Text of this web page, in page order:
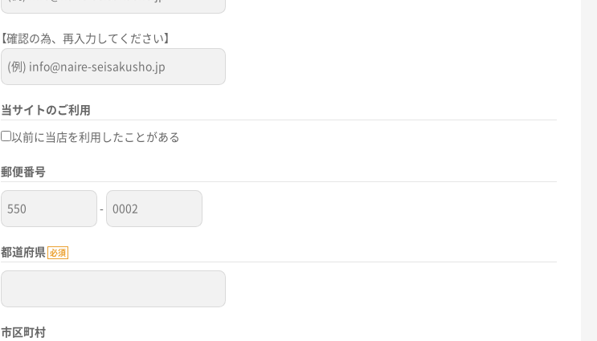
【確認の為、再入力してください】
当サイトのご利用
以前に当店を利用したことがある
郵便番号
-
都道府県 必須
市区町村